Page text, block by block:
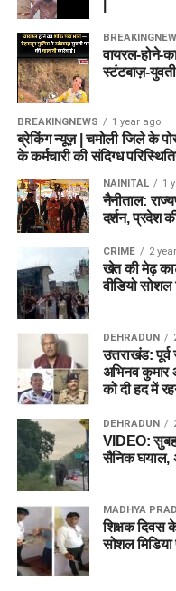
वायरल-होने-
स्टंटबाज़-
BREAKINGNEWS 1 year ago
ब्रेकिंग न्यूज़ | चमोली जिले के
के कर्मचारी की संदिग्ध
NAINITAL 1
नैनीताल:
दर्शन, प्रदेश
CRIME 2
खेत की मेढ़
वीडियो
DEHRADUN
उत्तराखंड:
अभिनव कुमार
को दी हद में
DEHRADUN
VIDEO: सुबह
सैनिक घयाल,
MADHYA
शिक्षक दिवस
सोशल